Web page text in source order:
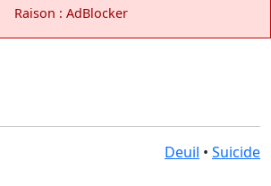
Raison : AdBlocker
Deuil • Suicide